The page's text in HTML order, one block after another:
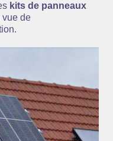
kits de panneaux
vue de